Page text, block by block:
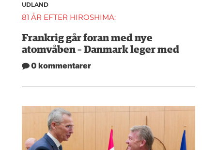
UDLAND
81 ÅR EFTER HIROSHIMA:
Frankrig går foran med nye
atomvåben – Danmark leger med
0 kommentarer